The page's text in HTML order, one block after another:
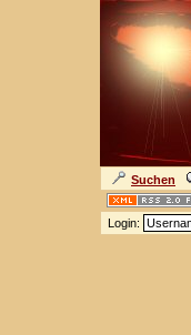
Suchen
Login: